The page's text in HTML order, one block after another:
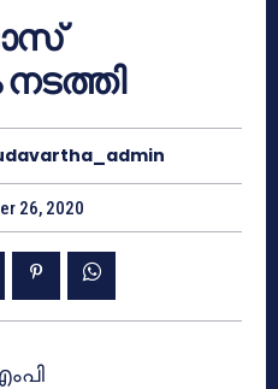
26, 2020